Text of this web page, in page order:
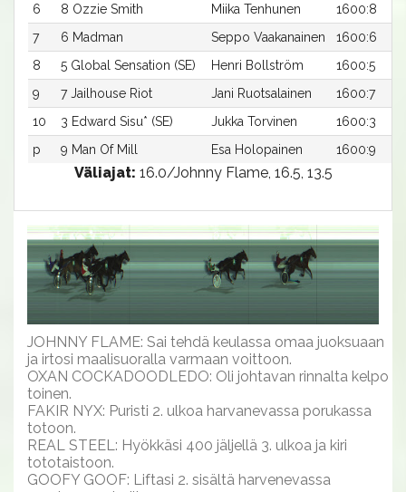
6
8 Ozzie Smith Miika Tenhunen
1600:8
7
6 Madman Seppo Vaakanainen
1600:6
8
5 Global Sensation (SE) Henri Bollström
1600:5
9
7 Jailhouse Riot Jani Ruotsalainen
1600:7
10
3 Edward Sisu* (SE) Jukka Torvinen
1600:3
p
9 Man Of Mill Esa Holopainen 1600:9
Väliajat: 16.0/Johnny Flame, 16.5, 13.5
JOHNNY FLAME: Sai tehdä keulassa omaa juoksuaan
ja irtosi maalisuoralla varmaan voittoon.
OXAN COCKADOODLEDO: Oli johtavan rinnalta kelpo
toinen.
FAKIR NYX: Puristi 2. ulkoa harvanevassa porukassa
totoon.
REAL STEEL: Hyökkäsi 400 jäljellä 3. ulkoa ja kiri
tototaistoon.
GOOFY GOOF: Liftasi 2. sisältä harvenevassa